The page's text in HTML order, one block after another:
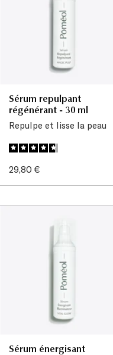
Sérum repulpant
régénérant - 30 ml
Repulpe et lisse la peau
Prix
29,80 €
Sérum énergisant